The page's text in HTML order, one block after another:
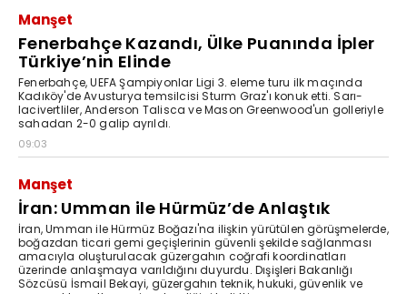
Manşet
Fenerbahçe Kazandı, Ülke Puanında İpler
Türkiye’nin Elinde
Fenerbahçe, UEFA Şampiyonlar Ligi 3. eleme turu ilk maçında
Kadıköy'de Avusturya temsilcisi Sturm Graz'ı konuk etti. Sarı-
lacivertliler, Anderson Talisca ve Mason Greenwood'un golleriyle
sahadan 2-0 galip ayrıldı.
09:03
Manşet
İran: Umman ile Hürmüz’de Anlaştık
İran, Umman ile Hürmüz Boğazı'na ilişkin yürütülen görüşmelerde,
boğazdan ticari gemi geçişlerinin güvenli şekilde sağlanması
amacıyla oluşturulacak güzergahın coğrafi koordinatları
üzerinde anlaşmaya varıldığını duyurdu. Dışişleri Bakanlığı
Sözcüsü İsmail Bekayi, güzergahın teknik, hukuki, güvenlik ve